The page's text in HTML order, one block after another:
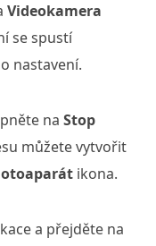
Videokamera
se spustí
nastavení.
na Stop
můžete vytvořit
ikona.
a přejděte na